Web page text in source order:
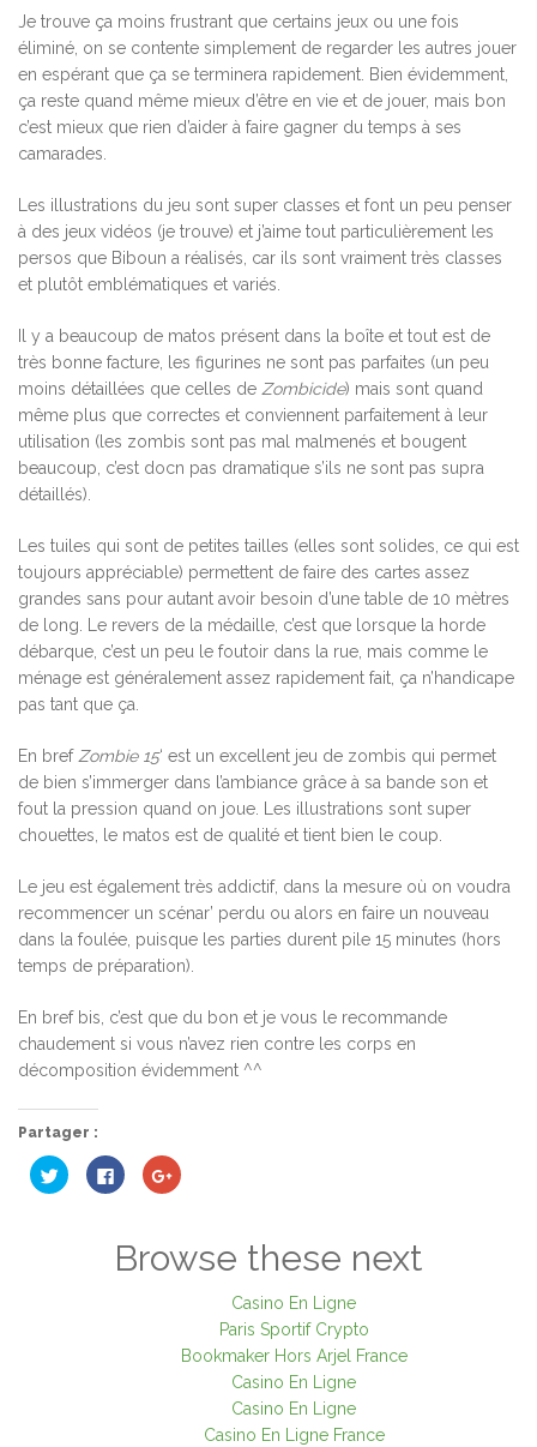
Je trouve ça moins frustrant que certains jeux ou une fois
éliminé, on se contente simplement de regarder les autres jouer
en espérant que ça se terminera rapidement. Bien évidemment,
ça reste quand même mieux d’être en vie et de jouer, mais bon
c’est mieux que rien d’aider à faire gagner du temps à ses
camarades.
Les illustrations du jeu sont super classes et font un peu penser
à des jeux vidéos (je trouve) et j’aime tout particulièrement les
persos que Biboun a réalisés, car ils sont vraiment très classes
et plutôt emblématiques et variés.
Il y a beaucoup de matos présent dans la boîte et tout est de
très bonne facture, les figurines ne sont pas parfaites (un peu
moins détaillées que celles de Zombicide) mais sont quand
même plus que correctes et conviennent parfaitement à leur
utilisation (les zombis sont pas mal malmenés et bougent
beaucoup, c’est docn pas dramatique s’ils ne sont pas supra
détaillés).
Les tuiles qui sont de petites tailles (elles sont solides, ce qui est
toujours appréciable) permettent de faire des cartes assez
grandes sans pour autant avoir besoin d’une table de 10 mètres
de long. Le revers de la médaille, c’est que lorsque la horde
débarque, c’est un peu le foutoir dans la rue, mais comme le
ménage est généralement assez rapidement fait, ça n’handicape
pas tant que ça.
En brefZombie 15‘ est un excellent jeu de zombis qui permet
de bien s’immerger dans l’ambiance grâce à sa bande son et
fout la pression quand on joue. Les illustrations sont super
chouettes, le matos est de qualité et tient bien le coup.
Le jeu est également très addictif, dans la mesure où on voudra
recommencer un scénar’ perdu ou alors en faire un nouveau
dans la foulée, puisque les parties durent pile 15 minutes (hors
temps de préparation).
En bref bis, c’est que du bon et je vous le recommande
chaudement si vous n’avez rien contre les corps en
décomposition évidemment ^^
Partager :
Cliquez
pour
partager
Cliquez
pour
partager
dans
une
nouvelle
Cliquez
pour
dans
une
Browse these next
Casino En Ligne
Paris Sportif Crypto
Bookmaker Hors Arjel France
Casino En Ligne
Casino En Ligne
Casino En Ligne France